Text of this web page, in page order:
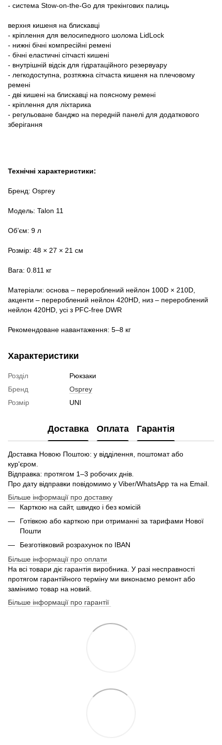
- система Stow-on-the-Go для трекінгових палиць
верхня кишеня на блискавці
- кріплення для велосипедного шолома LidLock
- нижні бічні компресійні ремені
- бічні еластичні сітчасті кишені
- внутрішній відсік для гідратаційного резервуару
- легкодоступна, розтяжна сітчаста кишеня на плечовому
ремені
- дві кишені на блискавці на поясному ремені
- кріплення для ліхтарика
- регульоване банджо на передній панелі для додаткового
зберігання
Технічні характеристики:
Бренд: Osprey
Модель: Talon 11
Об’єм: 9 л
Розмір: 48 × 27 × 21 см
Вага: 0.811 кг
Матеріали: основа – перероблений нейлон 100D × 210D,
акценти – перероблений нейлон 420HD, низ – перероблений
нейлон 420HD, усі з PFC-free DWR
Рекомендоване навантаження: 5–8 кг
Характеристики
Розділ
Рюкзаки
Бренд
Osprey
Розмір
UNI
Доставка Оплата Гарантія
Доставка Новою Поштою: у відділення, поштомат або
кур'єром.
Відправка: протягом 1–3 робочих днів.
Про дату відправки повідомимо у Viber/WhatsApp та на Email.
Більше інформації про доставку
Карткою на сайт, швидко і без комісій
Готівкою або карткою при отриманні за тарифами Нової
Пошти
Безготівковий розрахунок по IBAN
Більше інформації про оплати
На всі товари діє гарантія виробника. У разі несправності
протягом гарантійного терміну ми виконаємо ремонт або
замінимо товар на новий.
Більше інформації про гарантії